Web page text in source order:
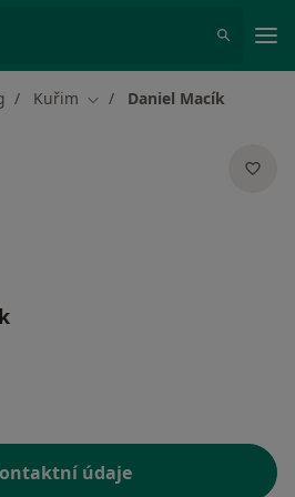
Kuřim Změna města
Daniel Macík
údaje